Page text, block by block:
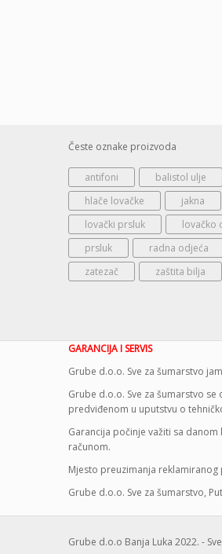
Česte oznake proizvoda
antifoni balistol ulje
hlače lovačke
jakna
lovački prsluk
lovačko
prsluk
radna odjeća
zatezač
zaštita bilja
GARANCIJA I SERVIS
Grube d.o.o. Sve za šumarstvo
Grube d.o.o. Sve za šumarstvo
predviđenom u uputstvu o
Garancija počinje važiti sa
računom.
Mjesto preuzimanja
Grube d.o.o. Sve za šumarstvo,
Grube d.o.o Banja Luka 2022. -